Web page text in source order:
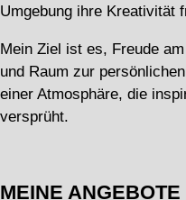
Umgebung ihre Kreativität
Mein Ziel ist es, Freude
und Raum zur
einer Atmosphäre, die
versprüht.
MEINE ANGEBOTE